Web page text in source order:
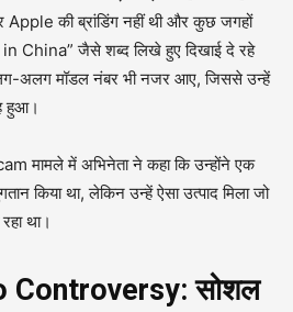
Apple की ब्रांडिंग नहीं थी और कुछ जगहों
China” जैसे शब्द लिखे हुए दिखाई दे रहे
अलग मॉडल नंबर भी नजर आए, जिससे उन्हें
हुआ।
मामले में अभिनेता ने कहा कि उन्होंने एक
किया था, लेकिन उन्हें ऐसा उत्पाद मिला जो
था।
Controversy: सोशल